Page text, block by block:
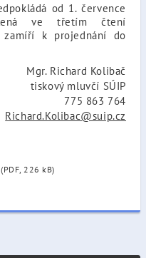
od 1. července
ve třetím čtení
zamíří k projednání do
Mgr. Richard Kolibač
tiskový mluvčí SÚIP
775 863 764
Richard.Kolibac@suip.cz
(PDF, 226 kB)